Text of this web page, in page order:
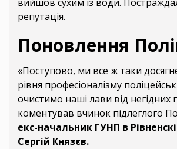
репутація.
Поновлення
«Поступово, ми все ж таки
рівня професіоналізму
очистимо наші лави від негідних
коментував вчинок підлеглого
екс-начальник ГУНП в
Сергій Князєв.